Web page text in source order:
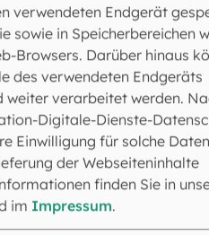
Freising KdöR
oder Kostenstelle
verwendeten Endgerät
sowie in Speicherbereichen
Browsers. Darüber hinaus
des verwendeten Endgeräts
verarbeitet werden.
Digitale-Dienste-
Einwilligung für solche
der Webseiteninhalte
finden Sie in
im Impressum.